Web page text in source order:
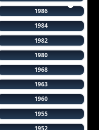
1986
1984
1982
1980
1968
1963
1960
1955
1952